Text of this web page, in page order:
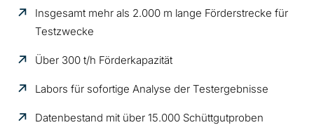
Insgesamt mehr als 2.000 m lange Förderstrecke für
Testzwecke
Über 300 t/h Förderkapazität
Labors für sofortige Analyse der Testergebnisse
Datenbestand mit über 15.000 Schüttgutproben